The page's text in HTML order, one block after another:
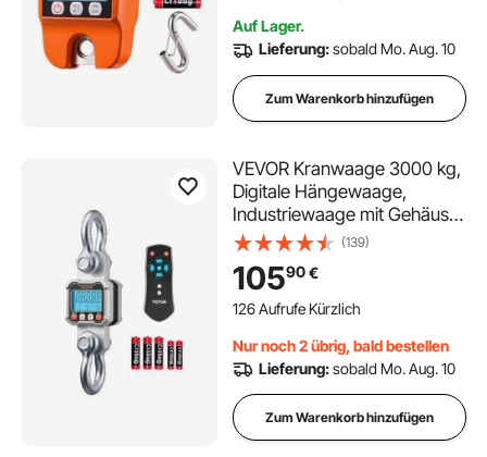
Auf Lager.
Lieferung:sobald Mo. Aug. 10
Zum Warenkorb hinzufügen
VEVOR Kranwaage 3000 kg,
Digitale Hängewaage,
Industriewaage mit Gehäuse
aus Aluminiumguss & LCD-
Display, 500-g-Teilung & 3-
stufiger Schalter,
Fernbedienung, Wildwaage
(139)
10590€
126 Aufrufe Kürzlich
Nur noch 2 übrig, bald bestellen
Lieferung:sobald Mo. Aug. 10
Zum Warenkorb hinzufügen